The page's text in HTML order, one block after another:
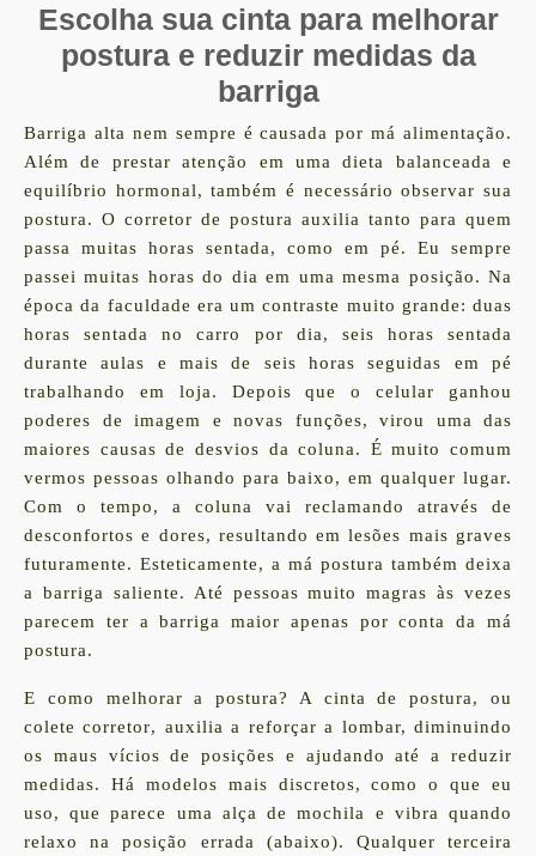
Escolha sua cinta para melhorar
postura e reduzir medidas da
barriga
Barriga alta nem sempre é causada por má alimentação.
Além de prestar atenção em uma dieta balanceada e
equilíbrio hormonal, também é necessário observar sua
postura. O corretor de postura auxilia tanto para quem
passa muitas horas sentada, como em pé. Eu sempre
passei muitas horas do dia em uma mesma posição. Na
época da faculdade era um contraste muito grande: duas
horas sentada no carro por dia, seis horas sentada
durante aulas e mais de seis horas seguidas em pé
trabalhando em loja. Depois que o celular ganhou
poderes de imagem e novas funções, virou uma das
maiores causas de desvios da coluna. É muito comum
vermos pessoas olhando para baixo, em qualquer lugar.
Com o tempo, a coluna vai reclamando através de
desconfortos e dores, resultando em lesões mais graves
futuramente. Esteticamente, a má postura também deixa
a barriga saliente. Até pessoas muito magras às vezes
parecem ter a barriga maior apenas por conta da má
postura.
E como melhorar a postura? A cinta de postura, ou
colete corretor, auxilia a reforçar a lombar, diminuindo
os maus vícios de posições e ajudando até a reduzir
medidas. Há modelos mais discretos, como o que eu
uso, que parece uma alça de mochila e vibra quando
relaxo na posição errada (abaixo). Qualquer terceira